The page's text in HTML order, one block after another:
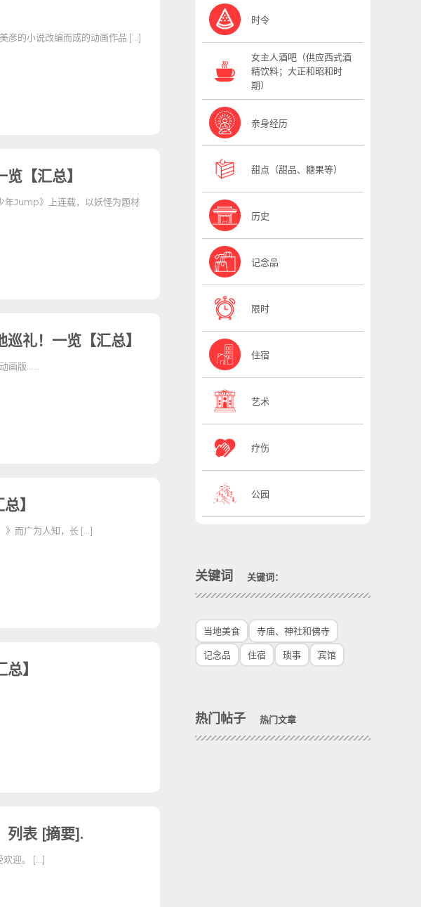
彦的小说改编而成的动画作品 […]
【汇总】
年Jump》上连载，以妖怪为题材
礼！一览【汇总】
画版……
】
》而广为人知，长 […]
】
列表 [摘要].
欢迎。 [...]
时令
女主人酒吧（供应西式酒
精饮料；大正和昭和时
期）
亲身经历
甜点（甜品、糖果等）
历史
记念品
限时
住宿
艺术
疗伤
公园
关键词 关键词：
当地美食 寺庙、神社和佛寺
记念品 住宿 琐事 宾馆
热门帖子 热门文章